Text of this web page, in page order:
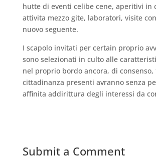
hutte di eventi celibe cene, aperitivi in
attivita mezzo gite, laboratori, visite
nuovo seguente.
I scapolo invitati per certain proprio
sono selezionati in culto alle
nel proprio bordo ancora, di
cittadinanza presenti avranno senza
affinita addirittura degli interessi da
Submit a Comment